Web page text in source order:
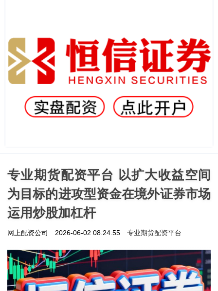
专业期货配资平台 以扩大收益空间
为目标的进攻型资金在境外证券市场
运用炒股加杠杆
网上配资公司 2026-06-02 08:24:55 专业期货配资平台